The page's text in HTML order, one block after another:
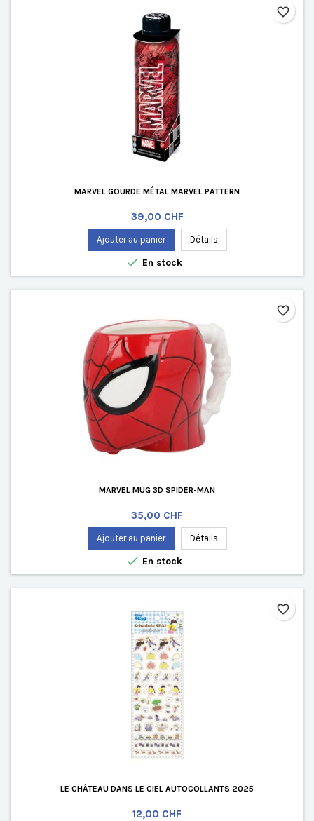
MARVEL GOURDE MÉTAL MARVEL PATTERN
Prix
39,00 CHF
Ajouter au panier Détails
 En stock
favorite_border
MARVEL MUG 3D SPIDER-MAN
Prix
35,00 CHF
Ajouter au panier Détails
 En stock
favorite_border
LE CHÂTEAU DANS LE CIEL AUTOCOLLANTS 2025
Prix
12,00 CHF
favorite_border